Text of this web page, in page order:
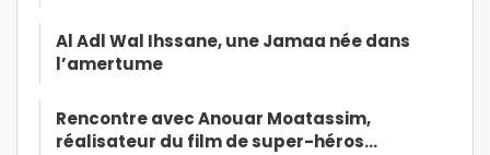
Al Adl Wal Ihssane, une Jamaa née dans
l’amertume
Rencontre avec Anouar Moatassim,
réalisateur du film de super-héros…